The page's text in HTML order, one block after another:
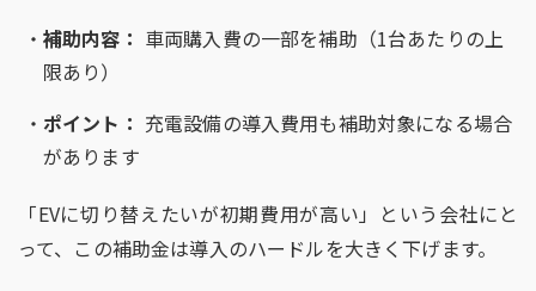
補助内容： 車両購入費の一部を補助（1台あたりの上
限あり）
ポイント： 充電設備の導入費用も補助対象になる場合
があります
「EVに切り替えたいが初期費用が高い」という会社にと
って、この補助金は導入のハードルを大きく下げます。